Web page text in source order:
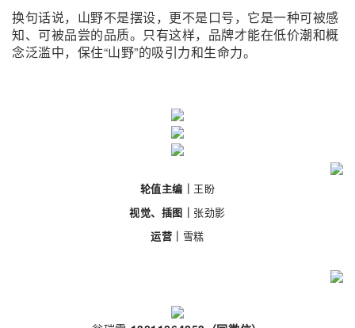
换句话说，山野不是摆设，更不是口号，它是一种可被感
知、可被品尝的品质。只有这样，品牌才能在低价潮和概
念泛滥中，保住“山野”的吸引力和生命力。
轮值主编｜ 王盼
视觉、插图｜ 张劲影
运营｜ 雪糕